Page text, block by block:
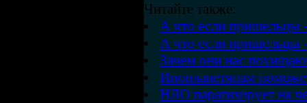
Читайте также:
А что если пришельцы
А что если пришельцы
Зачем они нас
Инопланетянам
НЛО паратизирует на